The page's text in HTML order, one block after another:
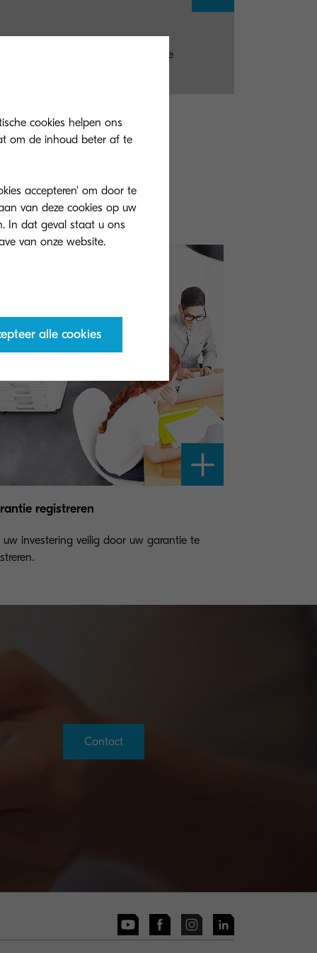
and more. Please access the
registreren
uw investering veilig door uw garantie te
Contact
cookies helpen ons
om de inhoud beter af te
accepteren' om door te
van deze cookies op uw
In dat geval staat u ons
toe alleen die cookies op uw apparaat te plaatsen die noodzakelijk zijn voor de correcte weergave van onze website.
alle cookies